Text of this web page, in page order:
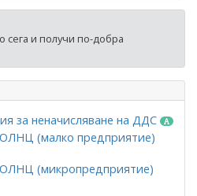
сега и получи по-добра
за неначисляване на ДДС
(малко предприятие)
(микропредприятие)